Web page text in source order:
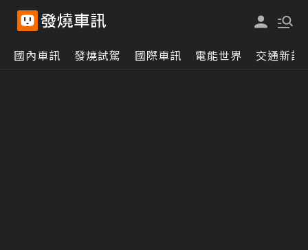
國內車訊 發燒試駕 國際車訊 電能世界 交通新訊